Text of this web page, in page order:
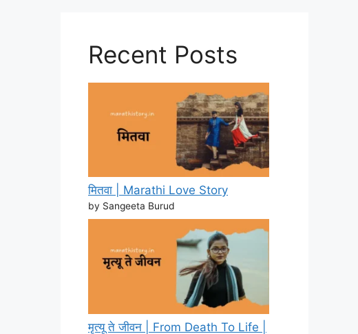
Recent Posts
मितवा | Marathi Love Story
by Sangeeta Burud
मृत्यू ते जीवन | From Death To Life |